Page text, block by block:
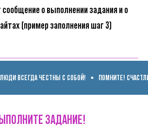
сообщение о выполнении задания и о
(пример заполнения шаг 3)
ЧЕСТНЫ С СОБОЙ! ПОМНИТЕ! СЧАСТЛИВЫЕ
ЗАДАНИЕ!